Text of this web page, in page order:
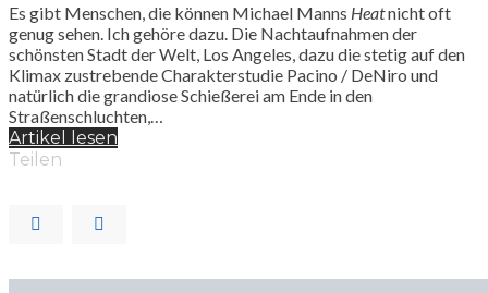
Es gibt Menschen, die können Michael Manns Heatnicht oft
genug sehen. Ich gehöre dazu. Die Nachtaufnahmen der
schönsten Stadt der Welt, Los Angeles, dazu die stetig auf den
Klimax zustrebende Charakterstudie Pacino / DeNiro und
natürlich die grandiose Schießerei am Ende in den
Straßenschluchten,…
Artikel lesen
Teilen